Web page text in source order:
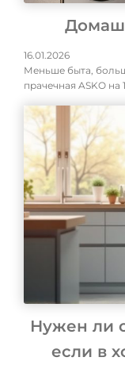
16.01.2026
Меньше быта,
прачечная ASKO
Нужен ли
если в